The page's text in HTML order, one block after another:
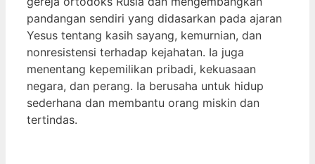
pandangan sendiri yang didasarkan pada ajaran
Yesus tentang kasih sayang, kemurnian, dan
nonresistensi terhadap kejahatan. Ia juga
menentang kepemilikan pribadi, kekuasaan
negara, dan perang. Ia berusaha untuk hidup
sederhana dan membantu orang miskin dan
tertindas.